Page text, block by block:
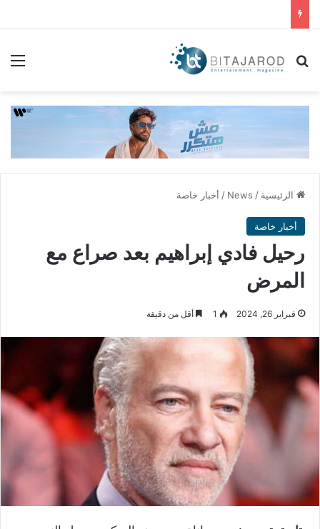
بحث عن
الرئيسية /
News
/ أخبار خاصة
أخبار خاصة
رحيل فادي إبراهيم بعد صراع مع
المرض
فبراير 26, 2024 1 أقل من دقيقة